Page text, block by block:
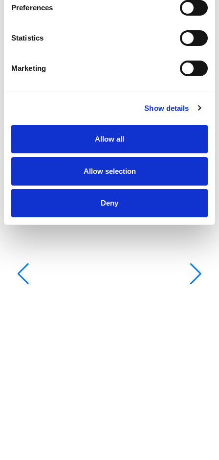
Preferences
Statistics
Marketing
Show details
Allow all
Allow selection
Deny